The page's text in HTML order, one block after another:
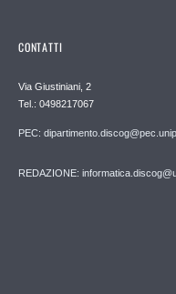
CONTATTI
Via Giustiniani, 2
Tel.: 0498217067
PEC:
REDAZIONE: